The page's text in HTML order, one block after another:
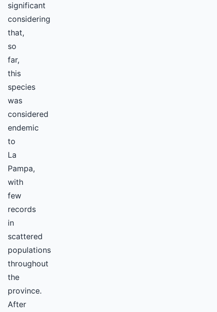
significant
considering
that,
so
far,
this
species
was
considered
endemic
to
La
Pampa,
with
few
records
in
scattered
populations
throughout
the
province.
After